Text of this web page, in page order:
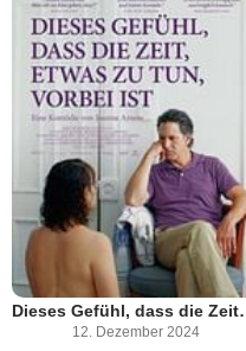
Dieses
12. Dezember 2024